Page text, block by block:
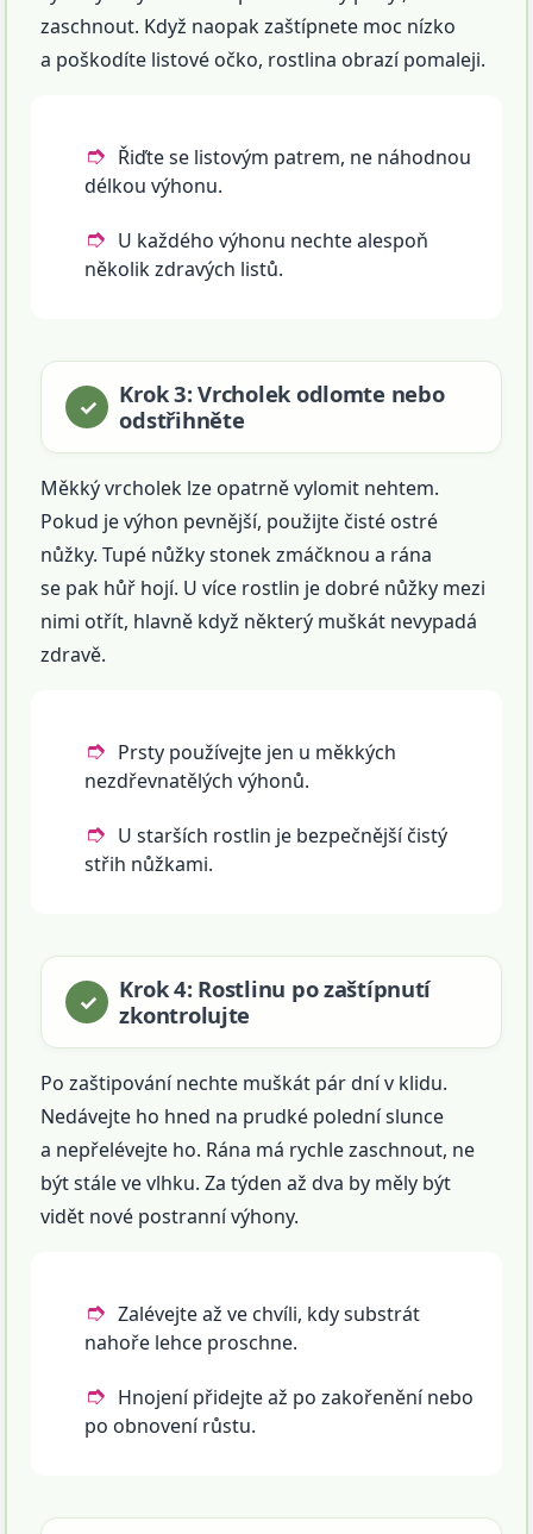
zaschnout. Když naopak zaštípnete moc nízko
a poškodíte listové očko, rostlina obrazí pomaleji.
Řiďte se listovým patrem, ne náhodnou
délkou výhonu.
U každého výhonu nechte alespoň
několik zdravých listů.
Krok 3: Vrcholek odlomte nebo
odstřihněte
Měkký vrcholek lze opatrně vylomit nehtem.
Pokud je výhon pevnější, použijte čisté ostré
nůžky. Tupé nůžky stonek zmáčknou a rána
se pak hůř hojí. U více rostlin je dobré nůžky mezi
nimi otřít, hlavně když některý muškát nevypadá
zdravě.
Prsty používejte jen u měkkých
nezdřevnatělých výhonů.
U starších rostlin je bezpečnější čistý
střih nůžkami.
Krok 4: Rostlinu po zaštípnutí
zkontrolujte
Po zaštipování nechte muškát pár dní v klidu.
Nedávejte ho hned na prudké polední slunce
a nepřelévejte ho. Rána má rychle zaschnout, ne
být stále ve vlhku. Za týden až dva by měly být
vidět nové postranní výhony.
Zalévejte až ve chvíli, kdy substrát
nahoře lehce proschne.
Hnojení přidejte až po zakořenění nebo
po obnovení růstu.